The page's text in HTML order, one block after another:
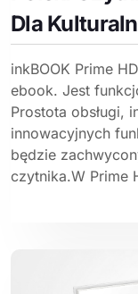
Dla
inkBOOK Prime
ebook. Jest
Prostota obsługi,
innowacyjnych
będzie
czytnika.W Prime